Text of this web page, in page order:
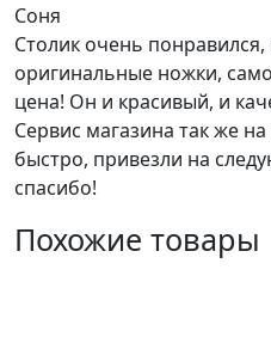
Соня
Столик очень
оригинальные ножки,
цена! Он и красивый, и
Сервис магазина так же
быстро, привезли на
спасибо!
Похожие товары